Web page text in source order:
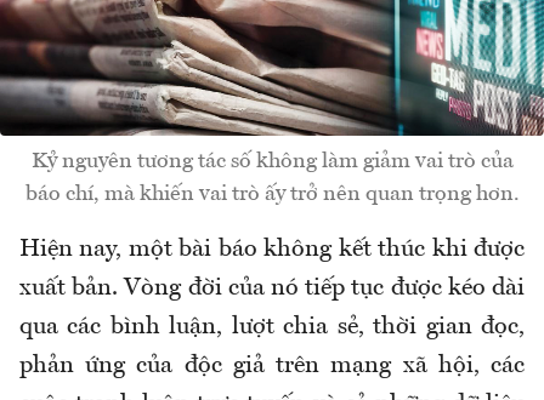
Kỷ nguyên tương tác số không làm giảm vai trò của
báo chí, mà khiến vai trò ấy trở nên quan trọng hơn.
Hiện nay, một bài báo không kết thúc khi được
xuất bản. Vòng đời của nó tiếp tục được kéo dài
qua các bình luận, lượt chia sẻ, thời gian đọc,
phản ứng của độc giả trên mạng xã hội, các